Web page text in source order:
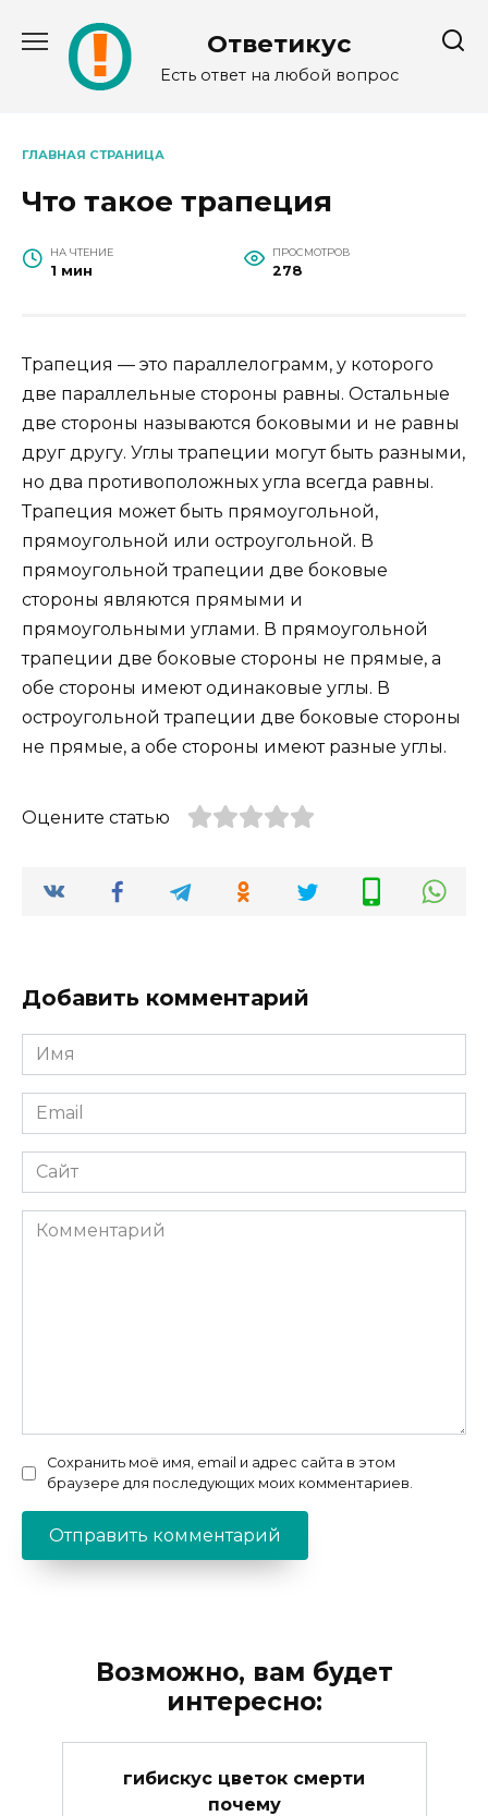
содержанию
Ответикус
Есть ответ на любой вопрос
ГЛАВНАЯ СТРАНИЦА
Что такое трапеция
НА ЧТЕНИЕ
1 мин
ПРОСМОТРОВ
278
Трапеция — это параллелограмм, у которого
две параллельные стороны равны. Остальные
две стороны называются боковыми и не равны
друг другу. Углы трапеции могут быть разными,
но два противоположных угла всегда равны.
Трапеция может быть прямоугольной,
прямоугольной или остроугольной. В
прямоугольной трапеции две боковые
стороны являются прямыми и
прямоугольными углами. В прямоугольной
трапеции две боковые стороны не прямые, а
обе стороны имеют одинаковые углы. В
остроугольной трапеции две боковые стороны
не прямые, а обе стороны имеют разные углы.
Оцените статью
Добавить комментарий
Имя
*
Email
*
Сайт
Комментарий
Сохранить моё имя, email и адрес сайта в этом
браузере для последующих моих комментариев.
Возможно, вам будет
интересно:
гибискус цветок смерти
почему